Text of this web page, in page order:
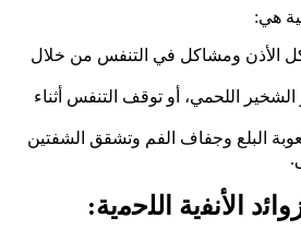
هي:
الأذن ومشاكل في التنفس من خلال
الشخير اللحمي، أو توقف التنفس أثناء
البلع وجفاف الفم وتشقق الشفتين
اﻷﻧﻔﯾﺔ اﻟﻠﺣﻣﯾﺔ: